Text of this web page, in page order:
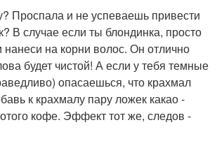
Проспала и не успеваешь привести
В случае если ты блондинка, просто
нанеси на корни волос. Он отлично
будет чистой! А если у тебя темные
опасаешься, что крахмал
к крахмалу пару ложек какао -
кофе. Эффект тот же, следов -